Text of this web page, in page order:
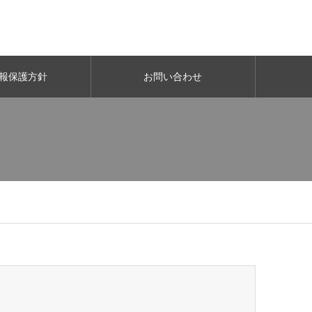
保護方針 お問い合わせ